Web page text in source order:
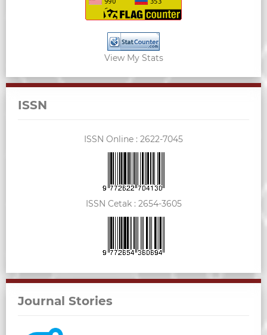
View My Stats
ISSN
ISSN Online : 2622-7045
ISSN Cetak : 2654-3605
Journal Stories